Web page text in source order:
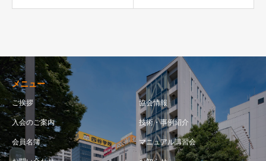
メニュー
ご挨拶 協会情報
入会のご案内 技術・事例紹介
会員名簿 マニュアル講習会